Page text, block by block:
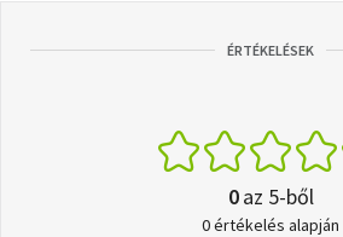
ÉRTÉKELÉSEK
0az 5-ből
0 értékelés alapján